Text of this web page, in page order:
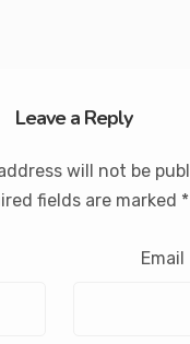
Leave a Reply
will not be
fields are marked *
Email